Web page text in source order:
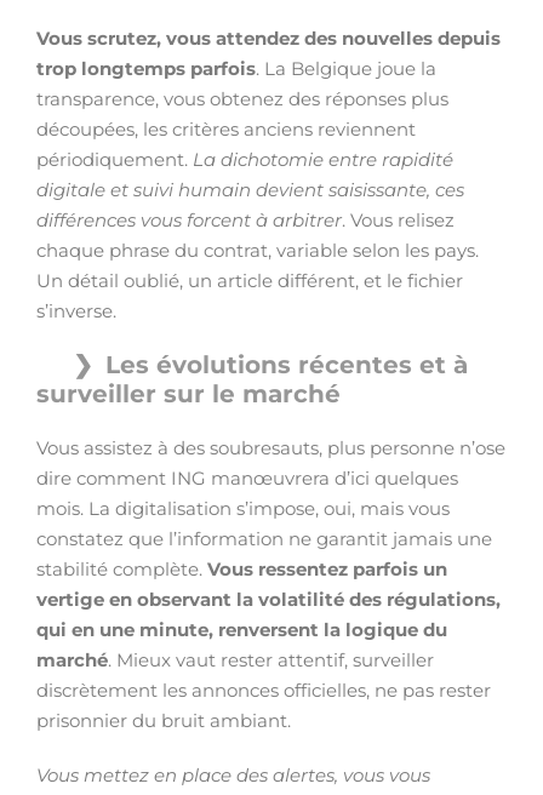
Vous scrutez, vous attendez des nouvelles depuis
trop longtemps parfois. La Belgique joue la
transparence, vous obtenez des réponses plus
découpées, les critères anciens reviennent
périodiquement. La dichotomie entre rapidité
digitale et suivi humain devient saisissante, ces
différences vous forcent à arbitrer. Vous relisez
chaque phrase du contrat, variable selon les pays.
Un détail oublié, un article différent, et le fichier
s’inverse.
Les évolutions récentes et à
surveiller sur le marché
Vous assistez à des soubresauts, plus personne n’ose
dire comment ING manœuvrera d’ici quelques
mois. La digitalisation s’impose, oui, mais vous
constatez que l’information ne garantit jamais une
stabilité complète. Vous ressentez parfois un
vertige en observant la volatilité des régulations,
qui en une minute, renversent la logique du
marché. Mieux vaut rester attentif, surveiller
discrètement les annonces officielles, ne pas rester
prisonnier du bruit ambiant.
Vous mettez en place des alertes, vous vous